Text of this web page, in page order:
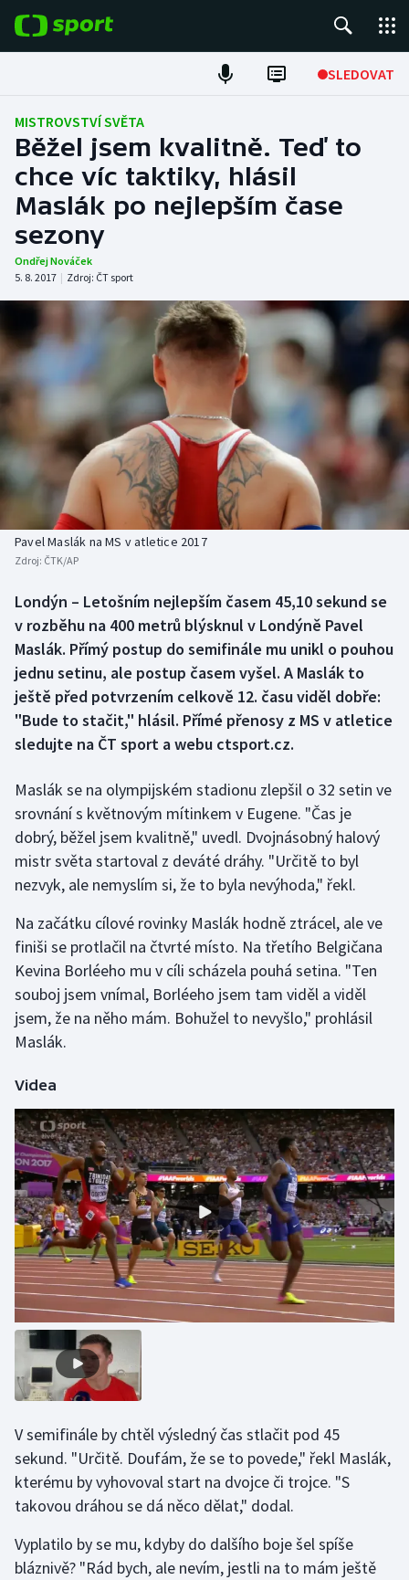
SLEDOVAT
Fotbal
Hokej
Tenis
Atletika
DALŠÍ SPORTY
Americký fotbal
Baseball a softbal
Basketbal
Biatlon
Boby a skeleton
Box
Curling
Dostihy
Florbal
Golf
Gymnastika
Jezdectví
Judo
Krasobruslení
Lezení
Lyže a snowboard
Moderní pětiboj
Motorsport
Olympijské hry
Parasport
Plavání
Plážový volejbal
Ragby
Rychlobruslení
Short track
NEPŘEHLÉDNĚTE
Soutěže
Historické návraty
Aplikace ČT sport
AZ kvíz
MISTROVSTVÍ SVĚTA
Běžel jsem kvalitně. Teď to
chce víc taktiky, hlásil
Maslák po nejlepším čase
sezony
Ondřej Nováček
5. 8. 2017 | Zdroj: ČT sport
Pavel Maslák na MS v atletice 2017
Zdroj: ČTK/AP
Londýn – Letošním nejlepším časem 45,10 sekund se
v rozběhu na 400 metrů blýsknul v Londýně Pavel
Maslák. Přímý postup do semifinále mu unikl o pouhou
jednu setinu, ale postup časem vyšel. A Maslák to
ještě před potvrzením celkově 12. času viděl dobře:
"Bude to stačit," hlásil. Přímé přenosy z MS v atletice
sledujte na ČT sport a webu ctsport.cz.
Maslák se na olympijském stadionu zlepšil o 32 setin ve
srovnání s květnovým mítinkem v Eugene. "Čas je
dobrý, běžel jsem kvalitně," uvedl. Dvojnásobný halový
mistr světa startoval z deváté dráhy. "Určitě to byl
nezvyk, ale nemyslím si, že to byla nevýhoda," řekl.
Na začátku cílové rovinky Maslák hodně ztrácel, ale ve
finiši se protlačil na čtvrté místo. Na třetího Belgičana
Kevina Borléeho mu v cíli scházela pouhá setina. "Ten
souboj jsem vnímal, Borléeho jsem tam viděl a viděl
jsem, že na něho mám. Bohužel to nevyšlo," prohlásil
Maslák.
Videa
V semifinále by chtěl výsledný čas stlačit pod 45
sekund. "Určitě. Doufám, že se to povede," řekl Maslák,
kterému by vyhovoval start na dvojce či trojce. "S
takovou dráhou se dá něco dělat," dodal.
Vyplatilo by se mu, kdyby do dalšího boje šel spíše
bláznivě? "Rád bych, ale nevím, jestli na to mám ještě